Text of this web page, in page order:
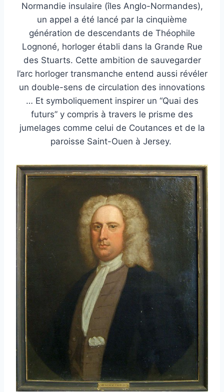
Normandie insulaire (îles Anglo-Normandes),
un appel a été lancé par la cinquième
génération de descendants de Théophile
Lognoné, horloger établi dans la Grande Rue
des Stuarts. Cette ambition de sauvegarder
l’arc horloger transmanche entend aussi révéler
un double-sens de circulation des innovations
… Et symboliquement inspirer un “Quai des
futurs” y compris à travers le prisme des
jumelages comme celui de Coutances et de la
paroisse Saint-Ouen à Jersey.